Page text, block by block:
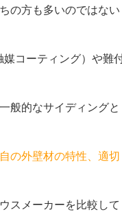
の方も多いのではない
コーティング）や難
般的なサイディングと
の外壁材の特性、適切
スメーカーを比較して